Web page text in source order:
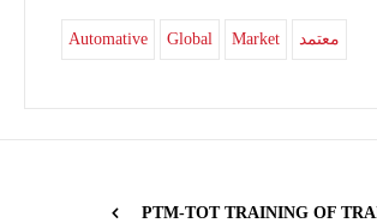
Automative Global Market معتمد
PTM-TOT TRAINING OF